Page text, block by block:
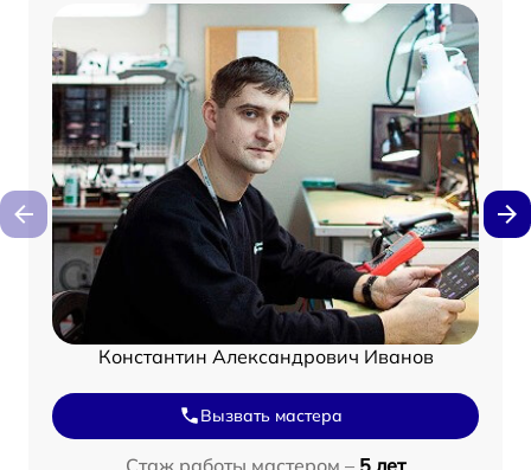
Константин Александрович Иванов
Вызвать мастера
Стаж работы мастером – 5 лет